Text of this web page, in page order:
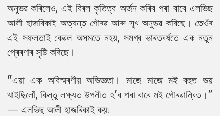
অনুভৱ কৰিলেও, এই বিৰল কৃতিত্ব অৰ্জন কৰিব পৰা বাবে এলভিছ
আলী হাজৰিকাই অত্যন্ত গৌৰৱ আৰু সুখ অনুভৱ কৰিছে। তেওঁৰ
এই সফলতাই কেৱল অসমতে নহয়, সমগ্ৰ ভাৰতবৰ্ষতে এক নতুন
প্ৰেৰণাৰ সৃষ্টি কৰিছে।
"এয়া এক অবিস্মৰণীয় অভিজ্ঞতা। মাজে মাজে মই বহুত ভয়
খাইছিলোঁ, কিন্তু লক্ষ্যত উপনীত হ'ব পৰা বাবে মই গৌৰৱান্বিত।"
— এলভিছ আলী হাজৰিকাই কয়৷